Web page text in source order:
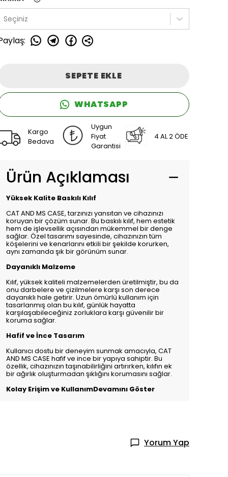
Seçiniz
:
SEPETE EKLE
WHATSAPP
Kargo
Bedava
Uygun
Fiyat
Garantisi
4 AL 2 ÖDE
Ürün Açıklaması
Yüksek Kalite Baskılı Kılıf
CAT AND MS CASE, tarzınızı yansıtan ve cihazınızı
koruyan bir çözüm sunar. Bu baskılı kılıf, hem estetik
hem de işlevsellik açısından mükemmel bir denge
sağlar. Özel tasarımı sayesinde, cihazınızın tüm
köşelerini ve kenarlarını etkili bir şekilde korurken,
aynı zamanda şık bir görünüm sunar.
Dayanıklı Malzeme
Kılıf, yüksek kaliteli malzemelerden üretilmiştir, bu da
onu darbelere ve çizilmelere karşı son derece
dayanıklı hale getirir. Uzun ömürlü kullanım için
tasarlanmış olan bu kılıf, günlük hayatta
karşılaşabileceğiniz zorluklara karşı güvenilir bir
koruma sağlar.
Hafif ve İnce Tasarım
Kullanıcı dostu bir deneyim sunmak amacıyla, CAT
AND MS CASE hafif ve ince bir yapıya sahiptir. Bu
özellik, cihazınızın taşınabilirliğini artırırken, kılıfın ek
bir ağırlık oluşturmadan şıklığını korumasını sağlar.
Kolay Erişim ve KullanımDevamını Göster
Yorum Yap